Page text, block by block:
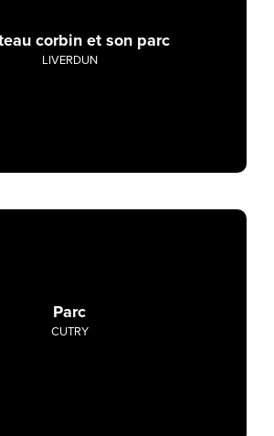
corbin et son parc
LIVERDUN
Parc
CUTRY